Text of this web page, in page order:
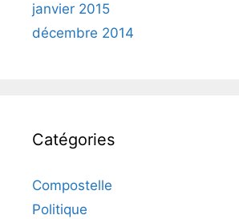
janvier 2015
décembre 2014
Catégories
Compostelle
Politique